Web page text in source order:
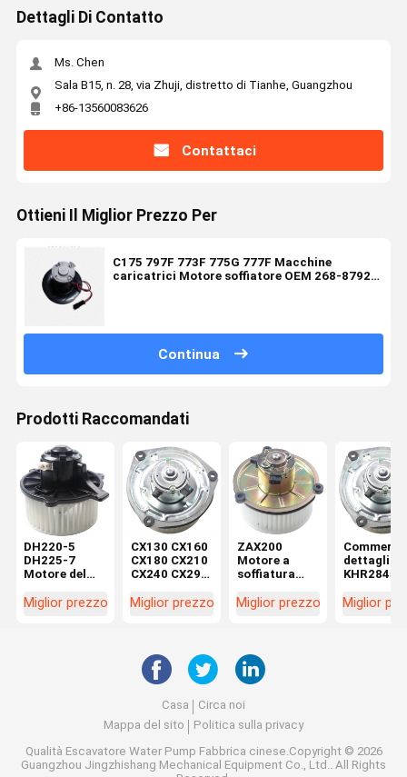
Dettagli Di Contatto
Ms. Chen
Sala B15, n. 28, via Zhuji, distretto di Tianhe, Guangzhou
+86-13560083626
Contattaci
Ottieni Il Miglior Prezzo Per
C175 797F 773F 775G 777F Macchine
caricatrici Motore soffiatore OEM 268-8792
Continua
Prodotti Raccomandati
DH220-5
DH225-7
Motore del
escavatore
Miglior prezzo
CX130 CX160
CX180 CX210
CX240 CX290
Macchine di
KHR2845
Miglior prezzo
ZAX200
Motore a
soffiatura
4370266 per
riparazione di
macchine
Miglior prezzo
dettaglio
KHR2845
CX160
Miglior
Casa
Circa noi
Mappa del sito
Politica sulla privacy
Qualità Escavatore Water Pump Fabbrica cinese.Copyright © 2026
Guangzhou Jingzhishang Mechanical Equipment Co., Ltd.. All Rights